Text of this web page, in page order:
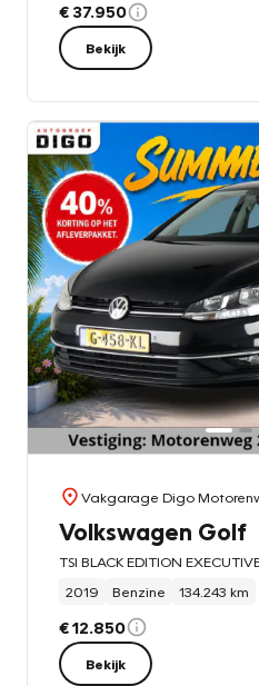
€ 37.950
Bekijk
Vakgarage Digo
Volkswagen Golf
TSI BLACK EDITION
2019
Benzine 134.243 km
€ 12.850
Bekijk